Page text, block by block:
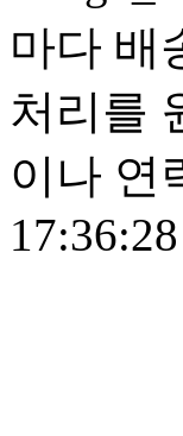
마다 배
처리를
이나 연